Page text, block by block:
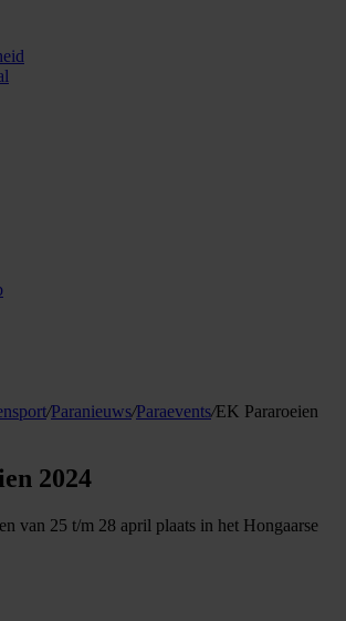
/Paranieuws/Paraevents/EK Pararoeien
2024
van 25 t/m 28 april plaats in het Hongaarse